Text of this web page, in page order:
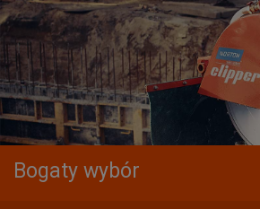
Bogaty wybór